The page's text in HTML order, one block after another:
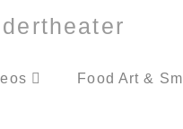
Food Art &